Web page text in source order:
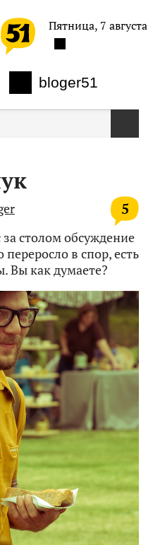
bloger51
Пятница, 7 августа
5
за столом обсуждение
в спор, есть
Вы как думаете?